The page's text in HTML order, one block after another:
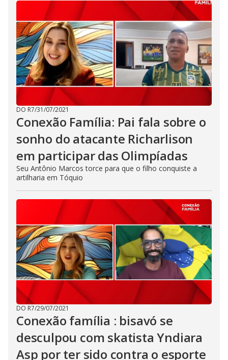
DO R7/31/07/2021
Conexão Família: Pai fala sobre o
sonho do atacante Richarlison
em participar das Olimpíadas
Seu Antônio Marcos torce para que o filho conquiste a
artilharia em Tóquio
DO R7/29/07/2021
Conexão família : bisavó se
desculpou com skatista Yndiara
Asp por ter sido contra o esporte